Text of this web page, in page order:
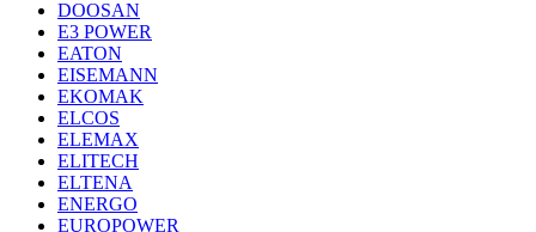
DOOSAN
E3 POWER
EATON
EISEMANN
EKOMAK
ELCOS
ELEMAX
ELITECH
ELTENA
ENERGO
EUROPOWER